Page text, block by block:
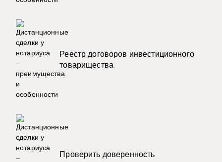
Реестр договоров инвестиционного
товарищества
Проверить доверенность